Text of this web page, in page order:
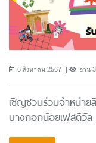
6 สิงหาคม 2567 อ่าน
เชิญชวนร่วมจำหน่าย
บางกอกน้อยเฟสติวั